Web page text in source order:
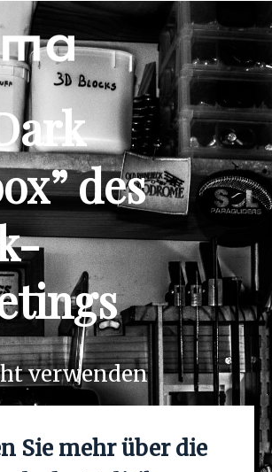
des
verwenden
Sie mehr über die